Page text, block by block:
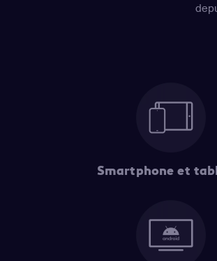
Smartphone et